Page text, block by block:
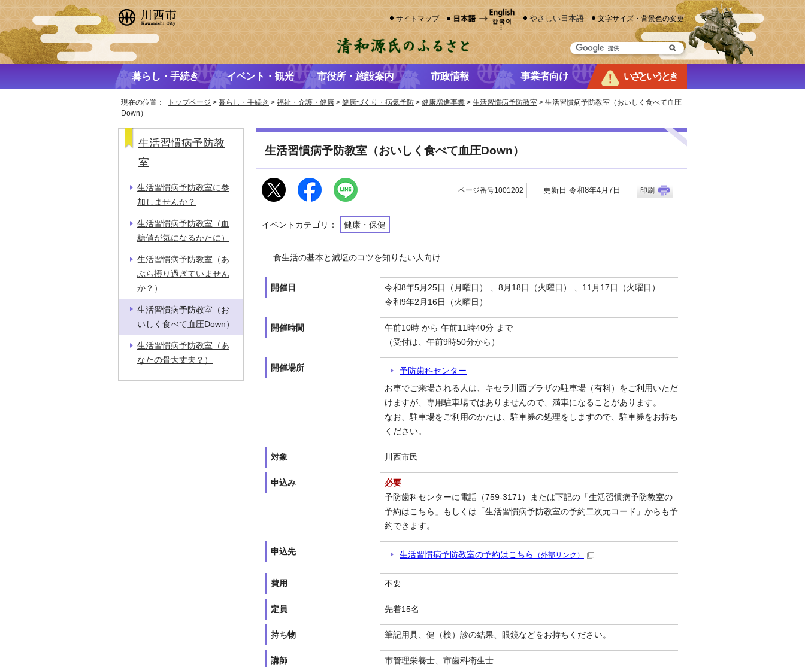
サイトマップ やさしい日本語 文字サイズ・背景色の変更
暮らし・手続き イベント・観光 市役所・施設案内 市政情報 事業者向け いざというとき
現在の位置： トップページ > 暮らし・手続き > 福祉・介護・健康 > 健康づくり・病気予防 > 健康増進事業 > 生活習慣病予防教室 > 生活習慣病予防教室（おいしく食べて血圧
Down）
生活習慣病予防教室（おいしく食べて血圧Down）
ページ番号1001202 更新日 令和8年4月7日 印刷
イベントカテゴリ： 健康・保健
食生活の基本と減塩のコツを知りたい人向け
開催日
令和8年5月25日（月曜日） 、8月18日（火曜日） 、11月17日（火曜日）
令和9年2月16日（火曜日）
開催時間
午前10時 から 午前11時40分 まで
（受付は、午前9時50分から）
開催場所
予防歯科センター
お車でご来場される人は、キセラ川西プラザの駐車場（有料）をご利用いただ
けますが、専用駐車場ではありませんので、満車になることがあります。
なお、駐車場をご利用のかたは、駐車券の処理をしますので、駐車券をお持ち
ください。
対象 川西市民
申込み
必要
予防歯科センターに電話（759-3171）または下記の「生活習慣病予防教室の
予約はこちら」もしくは「生活習慣病予防教室の予約二次元コード」からも予
約できます。
申込先 生活習慣病予防教室の予約はこちら （外部リンク）
費用 不要
定員 先着15名
持ち物 筆記用具、健（検）診の結果、眼鏡などをお持ちください。
講師 市管理栄養士、市歯科衛生士
生活習慣病予防教
室
生活習慣病予防教室に参
加しませんか？
生活習慣病予防教室（血
糖値が気になるかたに）
生活習慣病予防教室（あ
ぶら摂り過ぎていません
か？）
生活習慣病予防教室（お
いしく食べて血圧Down）
生活習慣病予防教室（あ
なたの骨大丈夫？）